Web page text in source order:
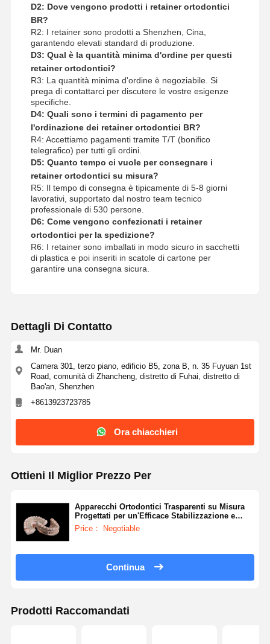
D2: Dove vengono prodotti i retainer ortodontici
BR?
R2: I retainer sono prodotti a Shenzhen, Cina,
garantendo elevati standard di produzione.
D3: Qual è la quantità minima d'ordine per questi
retainer ortodontici?
R3: La quantità minima d'ordine è negoziabile. Si
prega di contattarci per discutere le vostre esigenze
specifiche.
D4: Quali sono i termini di pagamento per
l'ordinazione dei retainer ortodontici BR?
R4: Accettiamo pagamenti tramite T/T (bonifico
telegrafico) per tutti gli ordini.
D5: Quanto tempo ci vuole per consegnare i
retainer ortodontici su misura?
R5: Il tempo di consegna è tipicamente di 5-8 giorni
lavorativi, supportato dal nostro team tecnico
professionale di 530 persone.
D6: Come vengono confezionati i retainer
ortodontici per la spedizione?
R6: I retainer sono imballati in modo sicuro in sacchetti
di plastica e poi inseriti in scatole di cartone per
garantire una consegna sicura.
Dettagli Di Contatto
Mr. Duan
Camera 301, terzo piano, edificio B5, zona B, n. 35 Fuyuan 1st
Road, comunità di Zhancheng, distretto di Fuhai, distretto di
Bao'an, Shenzhen
+8613923723785
Ora chiacchieri
Ottieni Il Miglior Prezzo Per
Apparecchi Ortodontici Trasparenti su Misura
Progettati per un'Efficace Stabilizzazione e
Comfort dei Denti Post-Apparecchio
Price： Negotiable
Continua
Prodotti Raccomandati